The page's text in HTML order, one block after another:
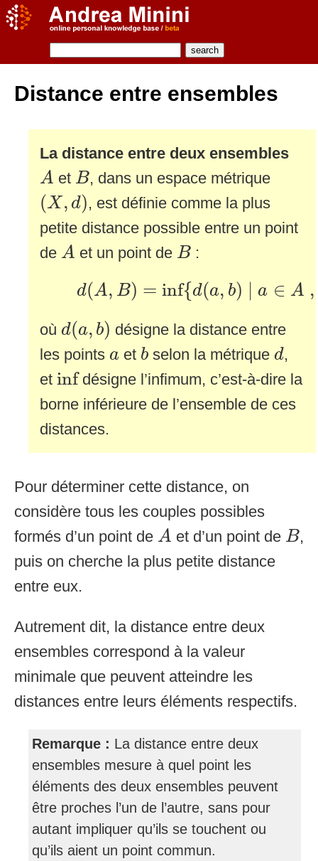
Distance entre ensembles
La distance entre deux ensembles
A
A et B
B , dans un espace métrique
(X, d)
( X, ) , est définie comme la plus
petite distance possible entre un point
de A
A et un point de B
B :
d(A, B) = inf{d(a, b) ∣ a ∈ A ,
(A, = inf{ d( a b) ∣a ∈A ,
où d(a, b)
d( a b) désigne la distance entre
les points a
a et b
b selon la métrique d
d,
et inf
infdésigne l’infimum, c’est-à-dire la
borne inférieure de l’ensemble de ces
distances.
Pour déterminer cette distance, on
considère tous les couples possibles
formés d’un point de A
A et d’un point de B
B ,
puis on cherche la plus petite distance
entre eux.
Autrement dit, la distance entre deux
ensembles correspond à la valeur
minimale que peuvent atteindre les
distances entre leurs éléments respectifs.
Remarque : La distance entre deux
ensembles mesure à quel point les
éléments des deux ensembles peuvent
être proches l’un de l’autre, sans pour
autant impliquer qu’ils se touchent ou
qu’ils aient un point commun.